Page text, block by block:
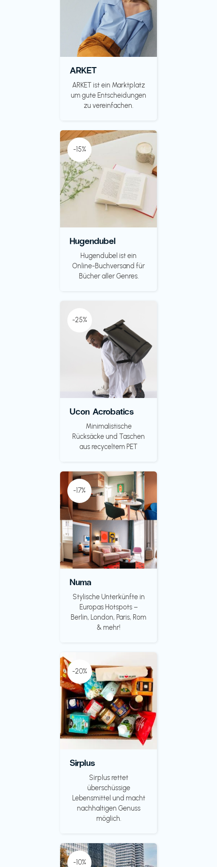
ARKET
ARKET ist ein Marktplatz
um gute Entscheidungen
zu vereinfachen.
-15%
Hugendubel
Hugendubel ist ein
Online-Buchversand für
Bücher aller Genres.
-25%
Ucon Acrobatics
Minimalistische
Rücksäcke und Taschen
aus recyceltem PET
-17%
Numa
Stylische Unterkünfte in
Europas Hotspots –
Berlin, London, Paris, Rom
& mehr!
-20%
Sirplus
Sirplus rettet
überschüssige
Lebensmittel und macht
nachhaltigen Genuss
möglich.
-10%